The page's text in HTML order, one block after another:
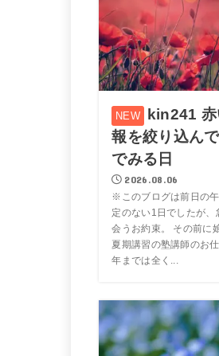
kin241
報を絞り込ん
でみる日
2026.08.06
※このブログは前日の
定のない1日でしたが、
会うお約束。 その前に
夏期講習の塾講師のお
年までは全く...